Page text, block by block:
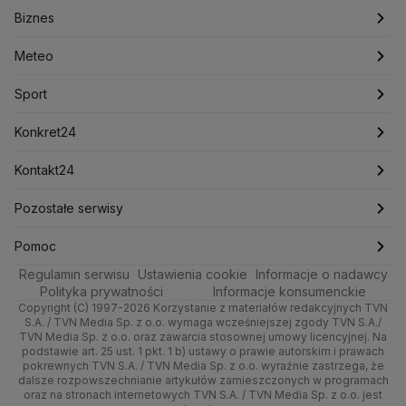
Kryptowaluty
Lotnisko Chopina
Mariusz Błaszczak
Mark Zuckerberg
Ministerstwo Aktywów Państwowych
Ministerstwo Infrastruktury
Ministerstwo Rolnictwa
Ministerstwo Rozwoju i Technologii
Ministerstwo Sportu i Turystyki
Ministerstwo Cyfryzacji
Ministerstwo Edukacji Narodowej
Ministerstwo Finansów
Ministerstwo Klimatu i Środowiska
Biznes
Meteo
Sport
Zdrowie
Technologia
Quizy
Tematy
Podcasty
Artykuły
Newslettery
Fakty po Faktach
Fakty o Świecie
Ludzie Faktów
Warszawa
Łódź
Katowice
Kraków
Poznań
Trójmiasto
Kielce
Kujawsko-pomorskie
Lublin
Lubuskie
Biznes
Najnowsze
Notowania
Pieniądze
Nieruchomości
Rynki
Dla firm
Handel
Ze świata
Tech
Moto
Meteo
Pogoda godzinowa
Pogoda długoterminowa
Pogoda na jutro
Pogoda na weekend
Najnowsze
Polska
Prognoza
Świat
Nauka
Sport
Piłka Nożna
Tenis
Kolarstwo
Skoki Narciarskie
Sporty zimowe
Lekkoatletyka
Siatkówka
F1
Konkret24
Najnowsze
Polska
Świat
Polityka
Zdrowie
Tech
Nauka
Kontakt24
Najnowsze
Gorące Tematy
Wyślij zgłoszenie
Pozostałe serwisy
TVN
Dzień Dobry TVN
Uwaga TVN
HGTV
TVN Turbo
Pomoc
Centrum pomocy
Test zgodności
Oglądaj na TV
Zrealizuj voucher
Regulamin serwisu Ustawienia cookie
Informacje o nadawcy
Polityka prywatności
Informacje konsumenckie
Copyright (C) 1997-2026 Korzystanie z materiałów redakcyjnych TVN
S.A. / TVN Media Sp. z o.o. wymaga wcześniejszej zgody TVN S.A./
TVN Media Sp. z o.o. oraz zawarcia stosownej umowy licencyjnej. Na
podstawie art. 25 ust. 1 pkt. 1 b) ustawy o prawie autorskim i prawach
pokrewnych TVN S.A. / TVN Media Sp. z o.o. wyraźnie zastrzega, że
dalsze rozpowszechnianie artykułów zamieszczonych w programach
oraz na stronach internetowych TVN S.A. / TVN Media Sp. z o.o. jest